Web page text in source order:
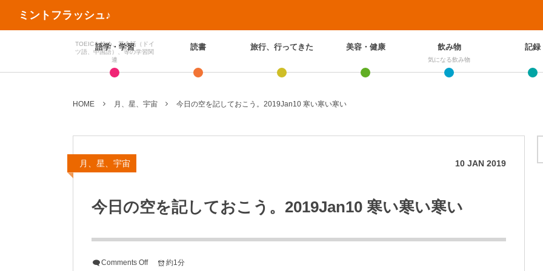
ミントフラッシュ♪
語学・学習
TOEICを始め、英会話（ドイ
ツ語、中国語）、等の学習関
連
読書 旅行、行ってきた 美容・健康 飲み物
気になる飲み物
記録
HOME 月、星、宇宙 今日の空を記しておこう。2019Jan10 寒い寒い寒い
月、星、宇宙 10 JAN 2019
今日の空を記しておこう。2019Jan10 寒い寒い寒い
Comments Off 約1分